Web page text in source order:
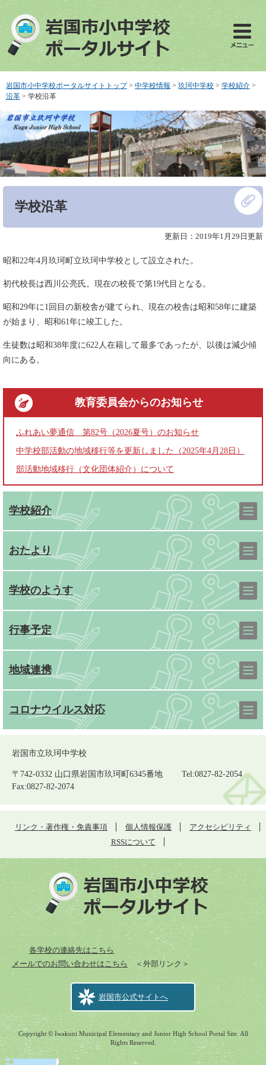
で
す
ば
し
本
へ
岩国市小中学校ポータルサイトトップ > 中学校情報 > 玖珂中学校 > 学校紹介 >
沿革 > 学校沿革
学校沿革
更新日：2019年1月29日更新
昭和22年4月玖珂町立玖珂中学校として設立された。
初代校長は西川公亮氏。現在の校長で第19代目となる。
昭和29年に1回目の新校舎が建てられ、現在の校舎は昭和58年に建築
が始まり、昭和61年に竣工した。
生徒数は昭和38年度に622人在籍して最多であったが、以後は減少傾
向にある。
教育委員会からのお知らせ
ふれあい夢通信 第82号（2026夏号）のお知らせ
中学校部活動の地域移行等を更新しました（2025年4月28日）
部活動地域移行（文化団体紹介）について
学校紹介
おたより
学校のようす
行事予定
地域連携
コロナウイルス対応
岩国市立玖珂中学校
〒742-0332 山口県岩国市玖珂町6345番地 Tel:0827-82-2054
Fax:0827-82-2074
リンク・著作権・免責事項 個人情報保護
アクセシビリティ
RSSについて
各学校の連絡先はこちら
メールでのお問い合わせはこちら
＜外部リンク＞
岩国市公式サイトへ
Copyright © Iwakuni Municipal Elementary and Junior High School Portal Site. All
Rights Reserved.